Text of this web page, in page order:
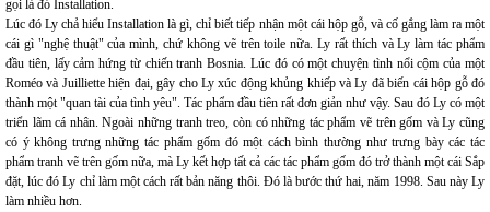
gọi là đó Installation.
Lúc đó Ly chả hiểu Installation là gì, chỉ biết tiếp nhận một cái hộp gỗ, và cố gắng làm ra một
cái gì "nghệ thuật" của mình, chứ không vẽ trên toile nữa. Ly rất thích và Ly làm tác phẩm
đầu tiên, lấy cảm hứng từ chiến tranh Bosnia. Lúc đó có một chuyện tình nổi cộm của một
Roméo và Juilliette hiện đại, gây cho Ly xúc động khủng khiếp và Ly đã biến cái hộp gỗ đó
thành một "quan tài của tình yêu". Tác phẩm đầu tiên rất đơn giản như vậy. Sau đó Ly có một
triển lãm cá nhân. Ngoài những tranh treo, còn có những tác phẩm vẽ trên gốm và Ly cũng
có ý không trưng những tác phẩm gốm đó một cách bình thường như trưng bày các tác
phẩm tranh vẽ trên gốm nữa, mà Ly kết hợp tất cả các tác phẩm gốm đó trở thành một cái Sắp
đặt, lúc đó Ly chỉ làm một cách rất bản năng thôi. Đó là bước thứ hai, năm 1998. Sau này Ly
làm nhiều hơn.